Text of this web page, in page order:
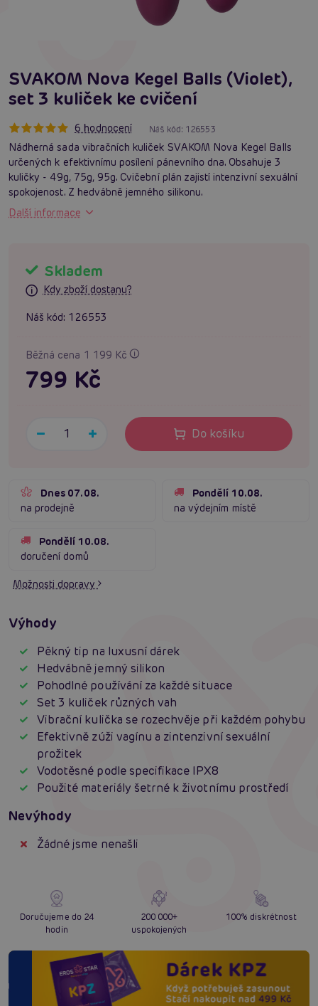
SVAKOM Nova Kegel Balls (Violet),
set 3 kuliček ke cvičení
6 hodnocení Náš kód: 126553
Nádherná sada vibračních kuliček SVAKOM Nova Kegel Balls
určených k efektivnímu posílení pánevního dna. Obsahuje 3
kuličky - 49g, 75g, 95g. Cvičební plán zajistí intenzivní sexuální
spokojenost. Z hedvábně jemného silikonu.
Další informace
Skladem
Kdy zboží dostanu?
Náš kód: 126553
Běžná cena 1 199 Kč
799 Kč
Do košíku
Dnes 07.08.
na prodejně
Pondělí 10.08.
na výdejním místě
Pondělí 10.08.
doručení domů
Možnosti dopravy
Výhody
Pěkný tip na luxusní dárek
Hedvábně jemný silikon
Pohodlné používání za každé situace
Set 3 kuliček různých vah
Vibrační kulička se rozechvěje při každém pohybu
Efektivně zúži vagínu a zintenzivní sexuální
prožitek
Vodotěsné podle specifikace IPX8
Použité materiály šetrné k životnímu prostředí
Nevýhody
Žádné jsme nenašli
Doručujeme do 24
hodin
200 000+
uspokojených
100% diskrétnost